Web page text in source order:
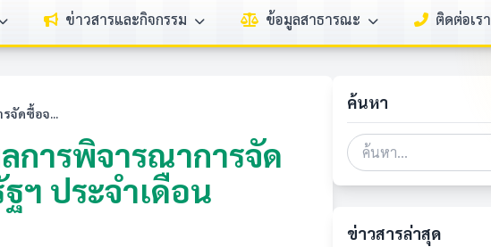
ข่าวสารและกิจกรรม ข้อมูลสาธารณะ ติดต่อเรา
จัดซื้อจ...
การพิจารณาการจัด
ฯ ประจำเดือน
ค้นหา
ข่าวสารล่าสุด